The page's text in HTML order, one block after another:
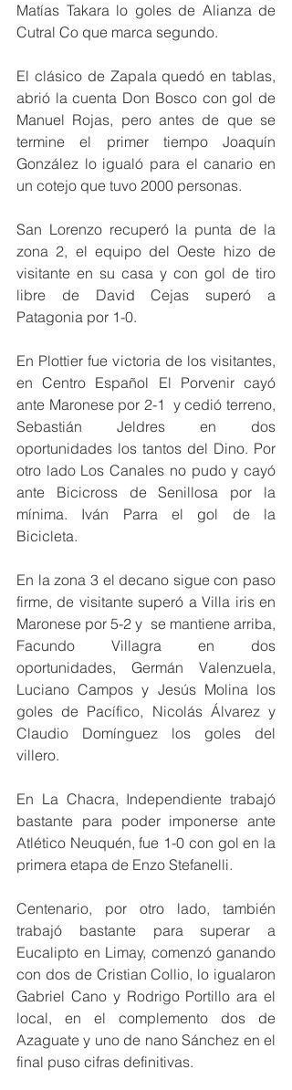
Matías Takara lo goles de Alianza de
Cutral Co que marca segundo.
El clásico de Zapala quedó en tablas,
abrió la cuenta Don Bosco con gol de
Manuel Rojas, pero antes de que se
termine el primer tiempo Joaquín
González lo igualó para el canario en
un cotejo que tuvo 2000 personas.
San Lorenzo recuperó la punta de la
zona 2, el equipo del Oeste hizo de
visitante en su casa y con gol de tiro
libre de David Cejas superó a
Patagonia por 1-0.
En Plottier fue victoria de los visitantes,
en Centro Español El Porvenir cayó
ante Maronese por 2-1  y cedió terreno,
Sebastián Jeldres en dos
oportunidades los tantos del Dino. Por
otro lado Los Canales no pudo y cayó
ante Bicicross de Senillosa por la
mínima. Iván Parra el gol de la
Bicicleta.
En la zona 3 el decano sigue con paso
firme, de visitante superó a Villa iris en
Maronese por 5-2 y  se mantiene arriba,
Facundo Villagra en dos
oportunidades, Germán Valenzuela,
Luciano Campos y Jesús Molina los
goles de Pacífico, Nicolás Álvarez y
Claudio Domínguez los goles del
villero.
En La Chacra, Independiente trabajó
bastante para poder imponerse ante
Atlético Neuquén, fue 1-0 con gol en la
primera etapa de Enzo Stefanelli.
Centenario, por otro lado, también
trabajó bastante para superar a
Eucalipto en Limay, comenzó ganando
con dos de Cristian Collio, lo igualaron
Gabriel Cano y Rodrigo Portillo ara el
local, en el complemento dos de
Azaguate y uno de nano Sánchez en el
final puso cifras definitivas.